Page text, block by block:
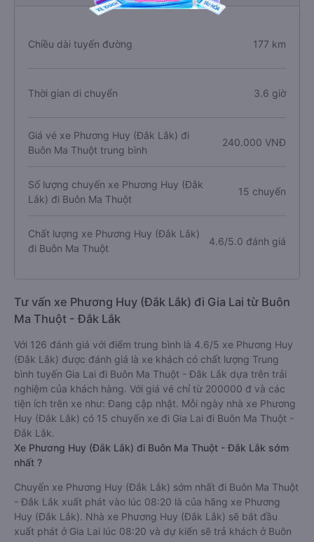
Chiều dài tuyến đường 177 km
Thời gian di chuyển 3.6 giờ
Giá vé xe Phương Huy (Đắk Lắk) đi
Buôn Ma Thuột trung bình
240.000 VNĐ
Số lượng chuyến xe Phương Huy (Đắk
Lắk) đi Buôn Ma Thuột
15 chuyến
Chất lượng xe Phương Huy (Đắk Lắk)
đi Buôn Ma Thuột
4.6/5.0 đánh giá
Tư vấn xe Phương Huy (Đắk Lắk) đi Gia Lai từ Buôn
Ma Thuột - Đắk Lắk
Với 126 đánh giá với điểm trung bình là 4.6/5 xe Phương Huy
(Đắk Lắk) được đánh giá là xe khách có chất lượng Trung
bình tuyến Gia Lai đi Buôn Ma Thuột - Đắk Lắk dựa trên trải
nghiệm của khách hàng. Với giá vé chỉ từ 200000 đ và các
tiện ích trên xe như: Đang cập nhật. Mỗi ngày nhà xe Phương
Huy (Đắk Lắk) có 15 chuyến xe đi Gia Lai đi Buôn Ma Thuột -
Đắk Lắk.
Xe Phương Huy (Đắk Lắk) đi Buôn Ma Thuột - Đắk Lắk sớm
nhất ?
Chuyến xe Phương Huy (Đắk Lắk) sớm nhất đi Buôn Ma Thuột
- Đắk Lắk xuất phát vào lúc 08:20 là của hãng xe Phương
Huy (Đắk Lắk). Nhà xe Phương Huy (Đắk Lắk) sẽ bắt đầu
xuất phát ở Gia Lai lúc 08:20 và dự kiến sẽ trả khách ở Buôn